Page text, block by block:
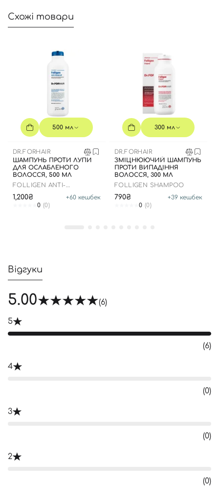
Схожі товари
500 мл
DR.FORHAIR
ШАМПУНЬ ПРОТИ ЛУПИ
ДЛЯ ОСЛАБЛЕНОГО
ВОЛОССЯ, 500 МЛ
FOLLIGEN ANTI-
1,200₴ +60 кешбек
0 (0)
300 мл
DR.FORHAIR
ЗМІЦНЮЮЧИЙ ШАМПУНЬ
ПРОТИ ВИПАДІННЯ
ВОЛОССЯ, 300 МЛ
FOLLIGEN SHAMPOO
790₴ +39 кешбек
0 (0)
Відгуки
5.00 (6)
5
(6)
4
(0)
3
(0)
2
(0)
Номер телефону
Відправляючи форму для авторизації/реєстрації ви
приймаєте умови
Угоди користувача
Далі
Увійти за допомогою e-mail